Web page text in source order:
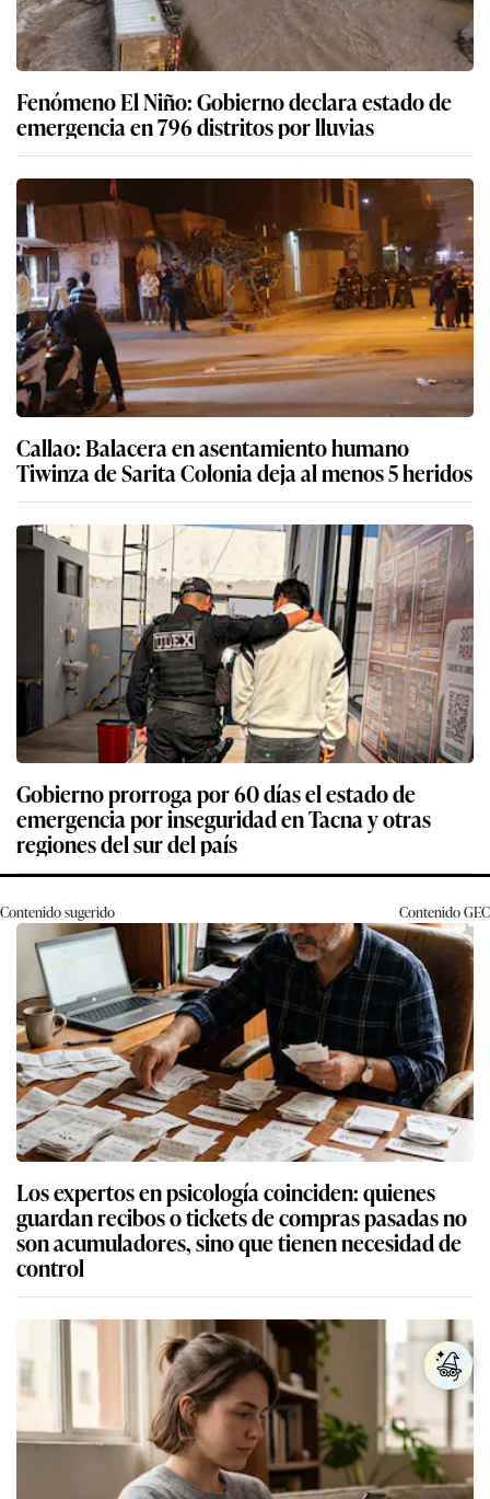
Fenómeno El Niño: Gobierno declara estado de
emergencia en 796 distritos por lluvias
Callao: Balacera en asentamiento humano
Tiwinza de Sarita Colonia deja al menos 5 heridos
Gobierno prorroga por 60 días el estado de
emergencia por inseguridad en Tacna y otras
regiones del sur del país
Contenido sugerido ContenidoGEC
Los expertos en psicología coinciden: quienes
guardan recibos o tickets de compras pasadas no
son acumuladores, sino que tienen necesidad de
control